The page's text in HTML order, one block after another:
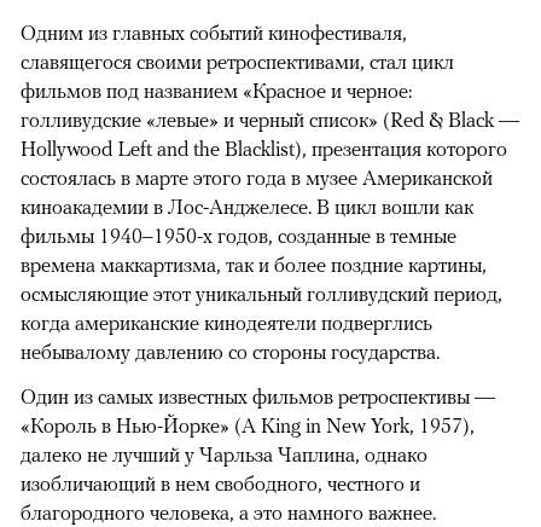
Одним из главных событий кинофестиваля,
славящегося своими ретроспективами, стал цикл
фильмов под названием «Красное и черное:
голливудские «левые» и черный список» (Red & Black —
Hollywood Left and the Blacklist), презентация которого
состоялась в марте этого года в музее Американской
киноакадемии в Лос-Анджелесе. В цикл вошли как
фильмы 1940–1950-х годов, созданные в темные
времена маккартизма, так и более поздние картины,
осмысляющие этот уникальный голливудский период,
когда американские кинодеятели подверглись
небывалому давлению со стороны государства.
Один из самых известных фильмов ретроспективы —
«Король в Нью-Йорке» (A King in New York, 1957),
далеко не лучший у Чарльза Чаплина, однако
изобличающий в нем свободного, честного и
благородного человека, а это намного важнее.